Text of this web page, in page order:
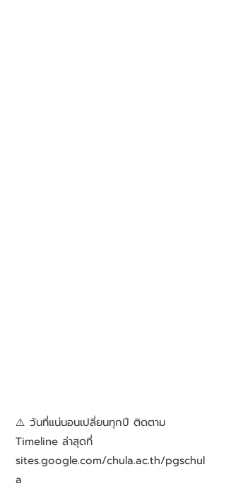
⚠️ วันที่แน่นอนเปลี่ยนทุกปี ติดตาม
Timeline ล่าสุดที่
sites.google.com/chula.ac.th/pgschul
a